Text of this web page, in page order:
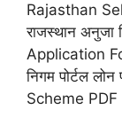
Rajasthan
राजस्थान
Application
निगम पोर्टल
Scheme